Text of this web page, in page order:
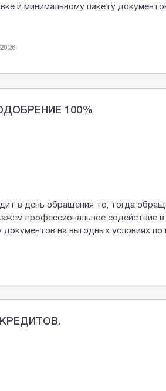
и минимальному пакету
100%
в день обращения то, тогда
профессиональное содействие в
на выгодных условиях по